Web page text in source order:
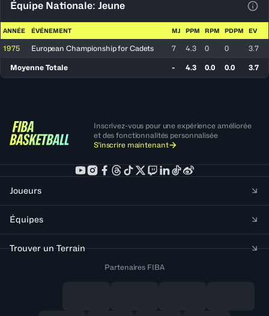
Équipe Nationale: Jeune
ANNÉE ÉVÉNEMENT MJ PPM RPM PDPM EV
1975 European Championship for Cadets 7 4.3 0 0 3.7
Moyenne Totale - 4.3 0.0 0.0 3.7
Inscrivez-vous pour une expérience améliorée
et des fonctionnalités personnalisée
S'inscrire maintenant
Joueurs
Équipes
Trouver un Terrain
Partenaires FIBA